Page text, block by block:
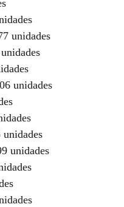
unidades
unidades
unidades